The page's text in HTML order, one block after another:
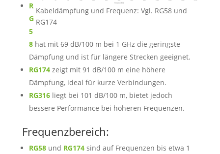
Kabeldämpfung und Frequenz: Vgl. RG58 und
RG174
R
G
5
8hat mit 69 dB/100 m bei 1 GHz die geringste
Dämpfung und ist für längere Strecken geeignet.
RG174zeigt mit 91 dB/100 m eine höhere
Dämpfung, ideal für kurze Verbindungen.
RG316liegt bei 101 dB/100 m, bietet jedoch
bessere Performance bei höheren Frequenzen.
Frequenzbereich:
RG58und RG174sind auf Frequenzen bis etwa 1